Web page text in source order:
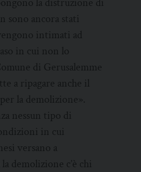
la distruzione di
sono ancora stati
intimati ad
in cui non lo
di Gerusalemme
a ripagare anche il
la demolizione».
nessun tipo di
in cui
versano a
demolizione c’è chi